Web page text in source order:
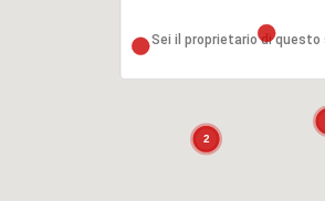
2
Sei il proprietario di questo